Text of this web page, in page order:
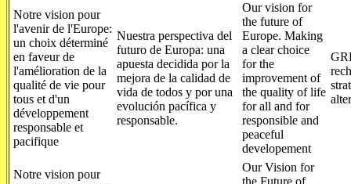
Notre vision pour
l'avenir de l'Europe:
un choix déterminé
en faveur de
l'amélioration de la
qualité de vie pour
tous et d'un
développement
responsable et
pacifique
Nuestra perspectiva del
futuro de Europa: una
apuesta decidida por la
mejora de la calidad de
vida de todos y por una
evolución pacífica y
responsable.
Our vision for
the future of
Europe. Making
a clear choice
for the
improvement of
the quality of life
for all and for
responsible and
peaceful
developement
Notre vision pour
Our Vision for
the Future of